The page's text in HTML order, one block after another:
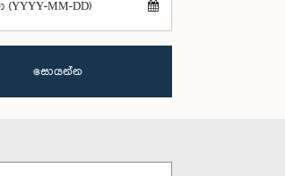
(YYYY-MM-DD)
සොයන්න